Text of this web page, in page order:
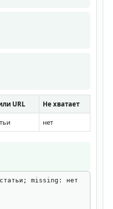
URL Не хватает
нет